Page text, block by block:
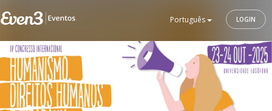
Português LOGIN